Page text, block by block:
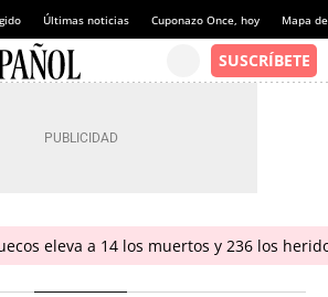
Últimas noticias Cuponazo Once, hoy Mapa
eleva a 14 los muertos y 236 los